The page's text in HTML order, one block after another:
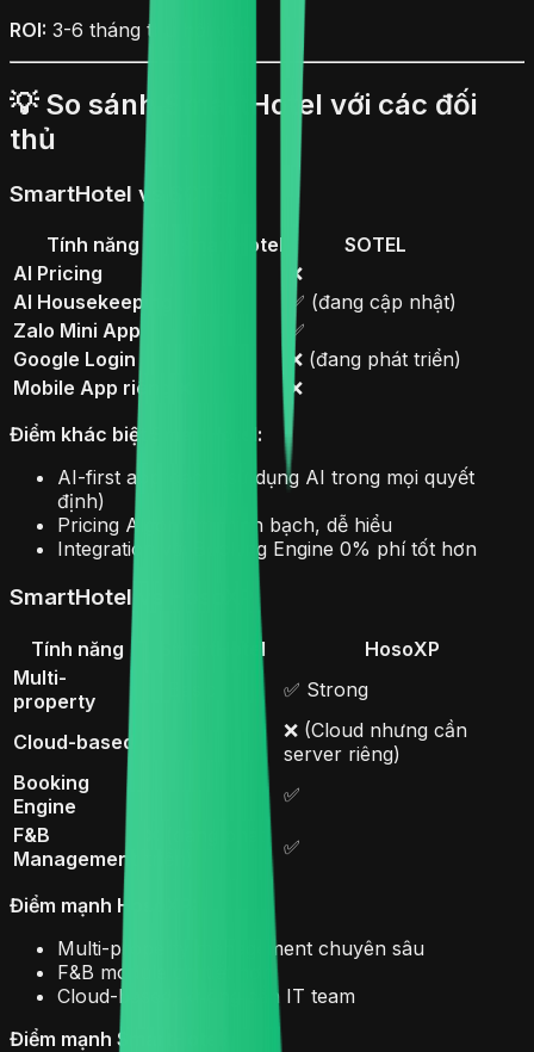
ROI: 3-6 tháng thu hồi vốn
💡 So sánh SmartHotel với các đối
thủ
SmartHotel vs SOTEL
Tính năng SmartHotel
SOTEL
AI Pricing
❌
AI Housekeeping
✅ (đang cập nhật)
Zalo Mini App
✅
Google Login
❌ (đang phát triển)
Mobile App riêng
❌
Điểm khác biệt SmartHotel:
AI-first approach (sử dụng AI trong mọi quyết
định)
Pricing Algorithm minh bạch, dễ hiểu
Integration với Booking Engine 0% phí tốt hơn
SmartHotel vs HosoXP
Tính năng SmartHotel
HosoXP
Multi-
property
✅ Strong
Cloud-based
❌ (Cloud nhưng cần
server riêng)
Booking
Engine
✅
F&B
Management
✅
Điểm mạnh HosoXP:
Multi-property management chuyên sâu
F&B module chi tiết hơn
Cloud-based, không cần IT team
Điểm mạnh SmartHotel: